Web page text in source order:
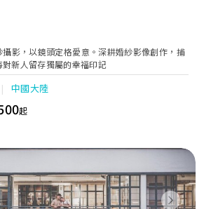
攝影，以鏡頭定格愛意。深耕婚紗影像創作，捕
新人留存獨屬的幸福印記
中國大陸
起